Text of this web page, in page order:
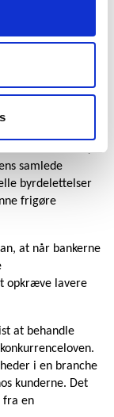
de relativt
andet med
dette emne,
samlede
byrdelettelser
frigøre
at når bankerne
opkræve lavere
at behandle
i en branche
kunderne. Det
fra en